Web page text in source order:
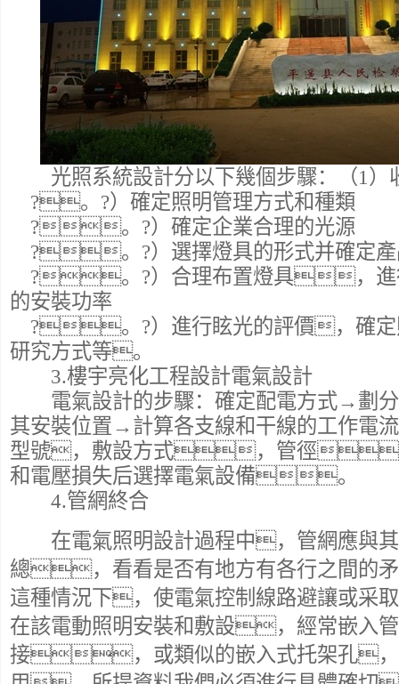
光照系統設計分以下幾個步驟：（1）
?。?）確定照明管理方式和種類
?。?）確定企業合理的光源
?。?）選擇燈具的形式并確定產
?。?）合理布置燈具，進
的安裝功率
?。?）進行眩光的評價，確定
研究方式等。
3.樓宇亮化工程設計電氣設計
電氣設計的步驟：確定配電方式→劃分
其安裝位置→計算各支線和干線的工作電
型號，敷設方式，管徑
和電壓損失后選擇電氣設備。
4.管網終合
在電氣照明設計過程中，管網應與其
總，看看是否有地方有各行之間的
這種情況下，使電氣控制線路避讓或采
在該電動照明安裝和敷設，經常嵌
接，或類似的嵌入式托架孔，